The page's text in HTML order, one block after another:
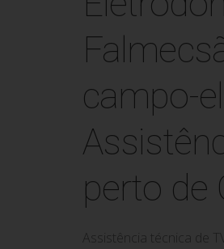
perto de
Assistência técnica de